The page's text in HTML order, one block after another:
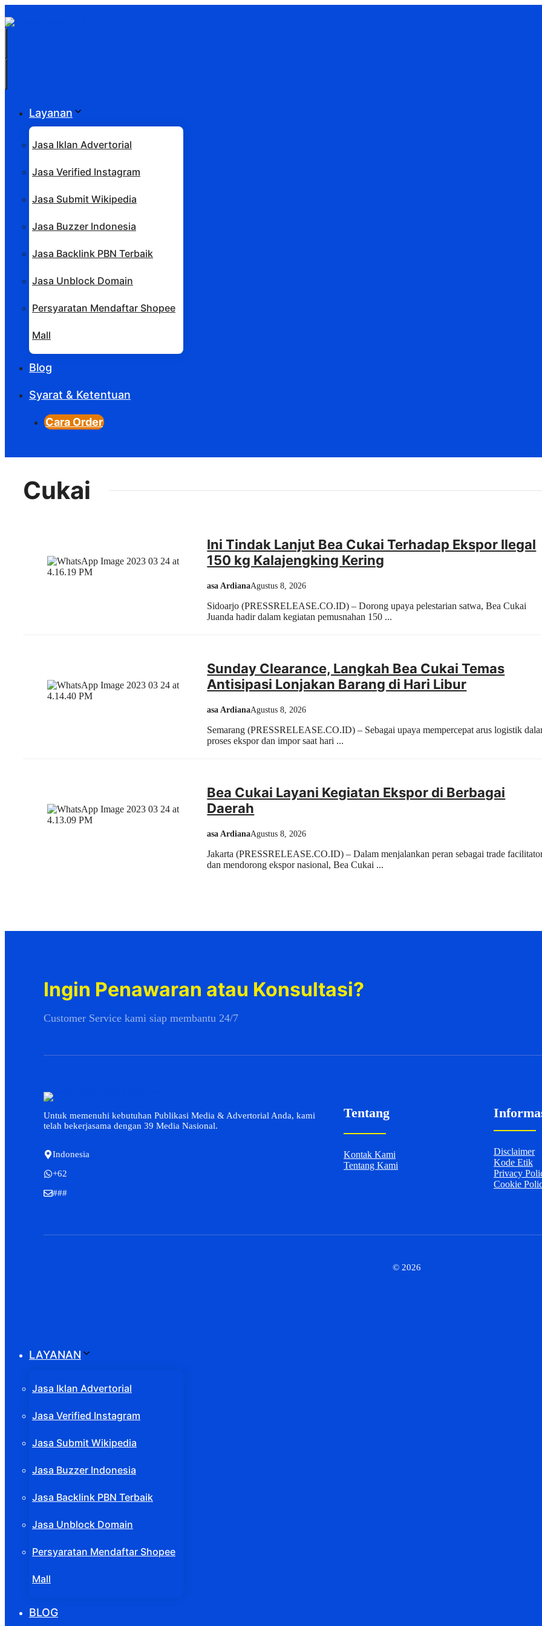
ke
isi
Layanan
Jasa Iklan Advertorial
Jasa Verified Instagram
Jasa Submit Wikipedia
Jasa Buzzer Indonesia
Jasa Backlink PBN Terbaik
Jasa Unblock Domain
Persyaratan Mendaftar Shopee
Mall
Blog
Syarat & Ketentuan
Cara Order
Cukai
Ini Tindak Lanjut Bea Cukai Terhadap Ekspor Ilegal
150 kg Kalajengking Kering
asa ArdianaAgustus 8, 2026
Sidoarjo (PRESSRELEASE.CO.ID) – Dorong upaya pelestarian satwa, Bea Cukai
Juanda hadir dalam kegiatan pemusnahan 150 ...
Sunday Clearance, Langkah Bea Cukai Temas
Antisipasi Lonjakan Barang di Hari Libur
asa ArdianaAgustus 8, 2026
Semarang (PRESSRELEASE.CO.ID) – Sebagai upaya mempercepat arus logistik
proses ekspor dan impor saat hari ...
Bea Cukai Layani Kegiatan Ekspor di Berbagai
Daerah
asa ArdianaAgustus 8, 2026
Jakarta (PRESSRELEASE.CO.ID) – Dalam menjalankan peran sebagai trade
dan mendorong ekspor nasional, Bea Cukai ...
Ingin Penawaran atau Konsultasi?
Customer Service kami siap membantu 24/7
Untuk memenuhi kebutuhan Publikasi Media & Advertorial Anda, kami
telah bekerjasama dengan 39 Media Nasional.
Indonesia
+62
###
Tentang
Kontak Kami
Tentang Kami
Disclaimer
Kode Etik
Privacy
Cookie
© 2026
LAYANAN
Jasa Iklan Advertorial
Jasa Verified Instagram
Jasa Submit Wikipedia
Jasa Buzzer Indonesia
Jasa Backlink PBN Terbaik
Jasa Unblock Domain
Persyaratan Mendaftar Shopee
Mall
BLOG